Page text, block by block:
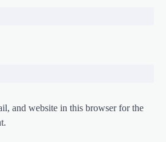
and website in this browser for the